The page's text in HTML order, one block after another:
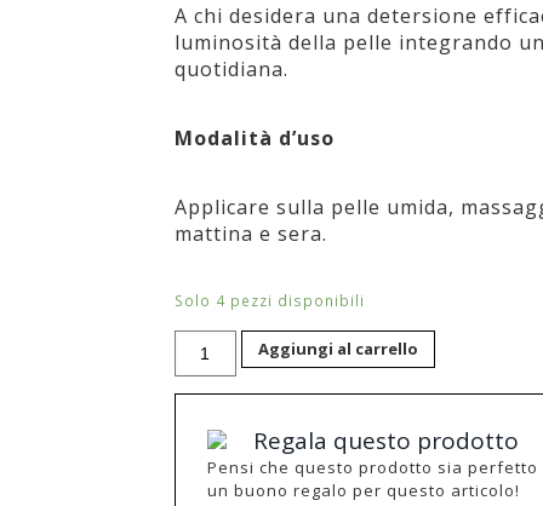
A chi desidera una detersione
luminosità della pelle integrando
quotidiana.
Modalità d’uso
Applicare sulla pelle umida,
mattina e sera.
Solo 4 pezzi disponibili
DETERGENTE
quantità
Aggiungi al carrello
Regala questo prodotto
Pensi che questo prodotto sia
un buono regalo per questo articolo!